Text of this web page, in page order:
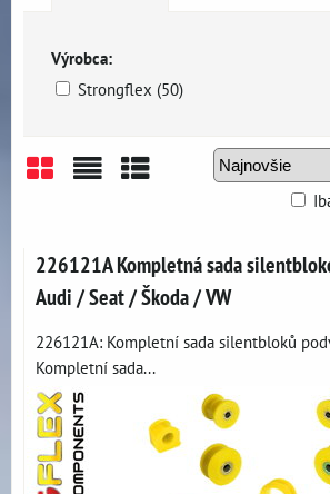
Výrobca:
Strongflex (50)
226121A Kompletná sada
Audi / Seat / Škoda / VW
226121A: Kompletní sada silentbloků
Kompletní sada...